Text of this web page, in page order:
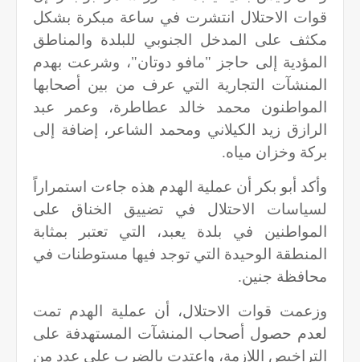
قوات الاحتلال انتشرت في ساعة مبكرة بشكل
مكثف على المدخل الجنوبي للبلدة والمناطق
المؤدية إلى حاجز "مافو دوتان"، وشرعت بهدم
المنشآت التجارية التي عرف من بين أصحابها
المواطنون محمد خالد عطاطرة، وعمر عبد
الرازق زيد الكيلاني ومحمد الشاعر، إضافة إلى
بركة وخزان مياه.
وأكد أبو بكر أن عملية الهدم هذه جاءت استمراراً
لسياسات الاحتلال في تضييق الخناق على
المواطنين في بلدة يعبد، التي تعتبر بمثابة
المنطقة الوحيدة التي توجد فيها مستوطنات في
محافظة جنين.
وزعمت قوات الاحتلال، أن عملية الهدم تمت
لعدم حصول أصحاب المنشآت المستهدفة على
التراخيص اللازمة، واعتدت بالضرب على عدد من